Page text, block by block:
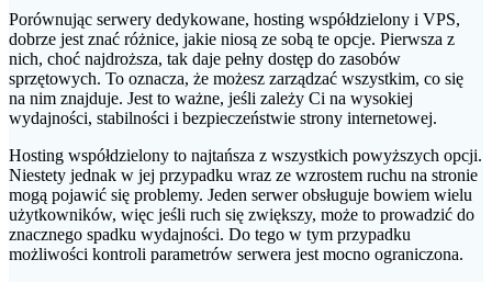
Porównując serwery dedykowane, hosting współdzielony i VPS,
dobrze jest znać różnice, jakie niosą ze sobą te opcje. Pierwsza z
nich, choć najdroższa, tak daje pełny dostęp do zasobów
sprzętowych. To oznacza, że możesz zarządzać wszystkim, co się
na nim znajduje. Jest to ważne, jeśli zależy Ci na wysokiej
wydajności, stabilności i bezpieczeństwie strony internetowej.
Hosting współdzielony to najtańsza z wszystkich powyższych opcji.
Niestety jednak w jej przypadku wraz ze wzrostem ruchu na stronie
mogą pojawić się problemy. Jeden serwer obsługuje bowiem wielu
użytkowników, więc jeśli ruch się zwiększy, może to prowadzić do
znacznego spadku wydajności. Do tego w tym przypadku
możliwości kontroli parametrów serwera jest mocno ograniczona.